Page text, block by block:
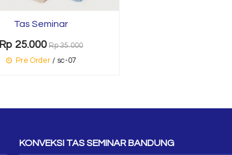
Tas Seminar
Rp 25.000 Rp 35.000
Pre Order/ sc-07
KONVEKSI TAS SEMINAR BANDUNG